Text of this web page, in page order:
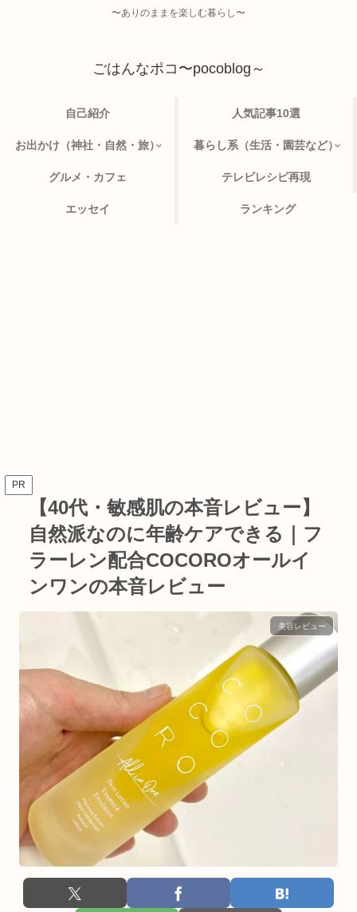
〜ありのままを楽しむ暮らし〜
ごはんなポコ〜pocoblog～
自己紹介 人気記事10選
お出かけ（神社・自然・旅） 暮らし系（生活・園芸など）
グルメ・カフェ テレビレシピ再現
エッセイ ランキング
PR
【40代・敏感肌の本音レビュー】
自然派なのに年齢ケアできる｜フ
ラーレン配合COCOROオールイ
ンワンの本音レビュー
美容レビュー